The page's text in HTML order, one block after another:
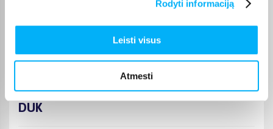
Rodyti informaciją
Leisti visus
Atmesti
galite rinktis patogiausią gavimo būdą: pristatymą į
DUK